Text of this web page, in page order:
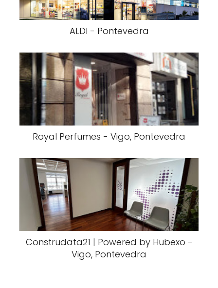
ALDI - Pontevedra
Royal Perfumes - Vigo, Pontevedra
Construdata21 | Powered by Hubexo -
Vigo, Pontevedra